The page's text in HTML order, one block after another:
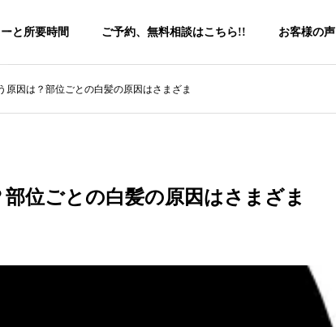
と所要時間 ご予約、無料相談はこちら!! お客様の声
原因は？部位ごとの白髪の原因はさまざま
位ごとの白髪の原因はさまざま